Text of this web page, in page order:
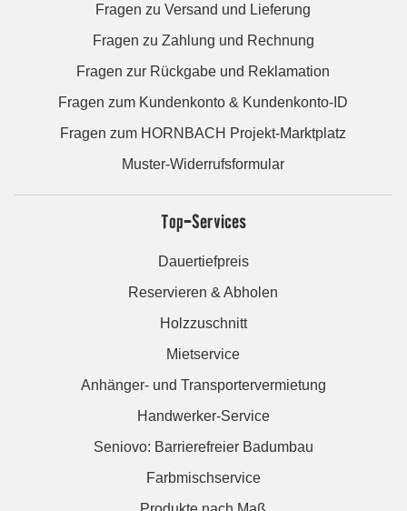
Fragen zu Versand und Lieferung
Fragen zu Zahlung und Rechnung
Fragen zur Rückgabe und Reklamation
Fragen zum Kundenkonto & Kundenkonto-ID
Fragen zum HORNBACH Projekt-Marktplatz
Muster-Widerrufsformular
Top-Services
Dauertiefpreis
Reservieren & Abholen
Holzzuschnitt
Mietservice
Anhänger- und Transportervermietung
Handwerker-Service
Seniovo: Barrierefreier Badumbau
Farbmischservice